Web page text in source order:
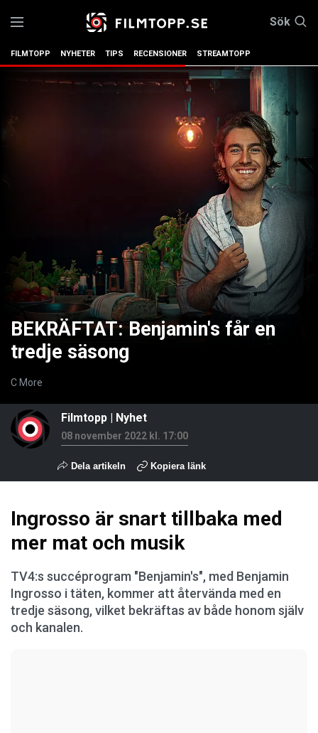
Sök
FILMTOPP NYHETER TIPS RECENSIONER STREAMTOPP
BEKRÄFTAT: Benjamin's får en
tredje säsong
C More
Filmtopp | Nyhet
08 november 2022 kl. 17:00
Dela artikeln Kopiera länk
Ingrosso är snart tillbaka med
mer mat och musik
TV4:s succéprogram "Benjamin's", med Benjamin
Ingrosso i täten, kommer att återvända med en
tredje säsong, vilket bekräftas av både honom själv
och kanalen.